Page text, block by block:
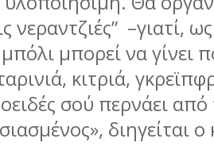
νεραντζιές” –γιατί,
μπορεί να γίνει
κιτριά,
σού περνάει
διηγείται